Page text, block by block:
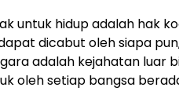
untuk hidup adalah hak
dicabut oleh siapa
adalah kejahatan luar
oleh setiap bangsa